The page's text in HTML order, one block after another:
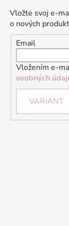
Vložte svoj e-
o nových
Email
Vložením e-
osobných
VARIANT